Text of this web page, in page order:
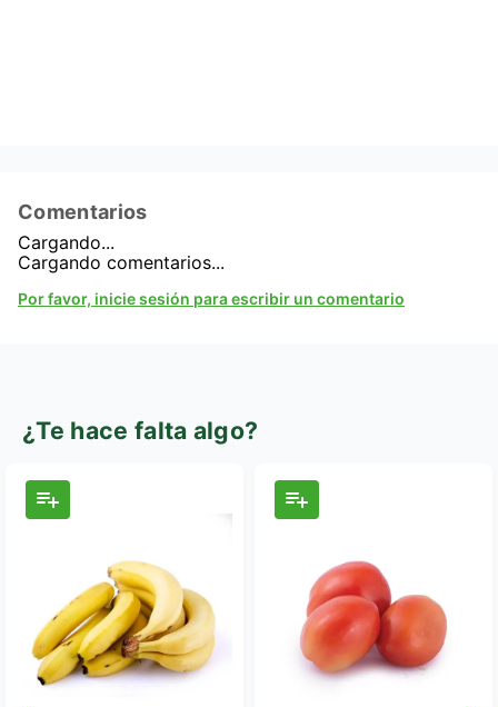
Comentarios
Cargando...
Por favor, inicie sesión para escribir un comentario
Cargando comentarios...
¿Te hace falta algo?